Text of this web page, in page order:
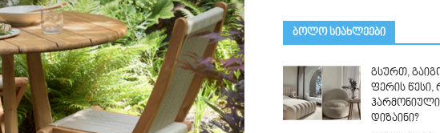
ᲑᲝᲚᲝ ᲡᲘᲐᲮᲚᲔᲔᲑᲘ
გსურთ,
ფერის წესი,
დიზაინი?